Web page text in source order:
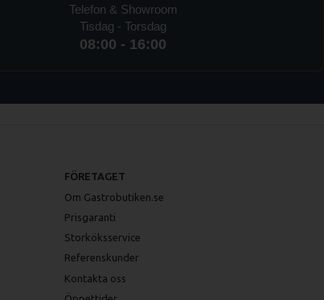
Telefon & Showroom
Tisdag - Torsdag
08:00 - 16:00
FÖRETAGET
Om Gastrobutiken.se
Prisgaranti
Storköksservice
Referenskunder
Kontakta oss